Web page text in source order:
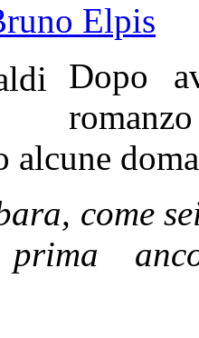
Elpis
Dopo
alcune
come
prima